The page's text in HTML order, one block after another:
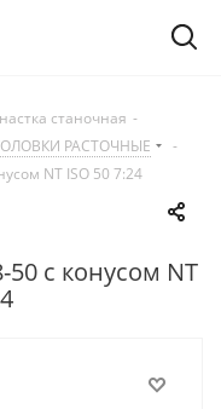
станочная -
РАСТОЧНЫЕ
-
NT ISO 50 7:24
50 с конусом NT